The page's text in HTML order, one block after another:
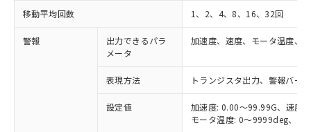
移動平均回数 1、2、4、8、16、32回
警報
出力できるパラ
メータ
加速度、速度、モータ温度、
表現方法 トランジスタ出力、警報バー
設定値
加速度: 0.00～99.99G、速度:
モータ温度: 0～9999deg、差
以下の条件をお読みいただき、同意のうえ
ご利用ください。
本サービスは、当社制御機器事業取扱
商品の当社在庫状況および標準価格
(税抜)を提供させていただくもので
当社制御機器事業取扱商品の中には、
本サービスの対象外となる商品もある
非含有に非対応の商品で、対応品を出す予
調査・確認中：EU RoHS指令（10物質）の
非含有の対応状況を調査中または確認中の
非該当品：ライセンス料など無形物で、有
害物質有無と関係のない商品です。
仕入先様の事情により、非含有部品として
いたものが、含有品と判明した場合などや
※1 中国RoHS○×表
「○」：最大均質材料含有率が中国RoHSの
基準値以下であることを示します。
「×」：最大均質材料含有率が中国RoHSの
基準値を超えていることを示します。
当社は、これら貴社製品のうち、外国